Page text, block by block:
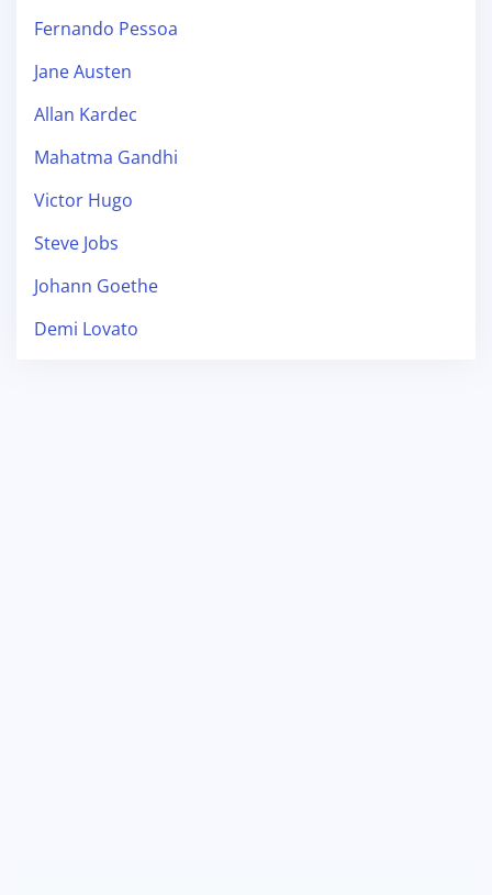
Fernando Pessoa
Jane Austen
Allan Kardec
Mahatma Gandhi
Victor Hugo
Steve Jobs
Johann Goethe
Demi Lovato